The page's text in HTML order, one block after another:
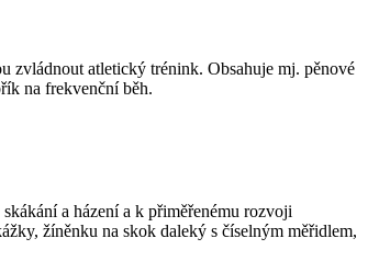
zvládnout atletický trénink. Obsahuje mj. pěnové
na frekvenční běh.
a házení a k přiměřenému rozvoji
žíněnku na skok daleký s číselným měřidlem,